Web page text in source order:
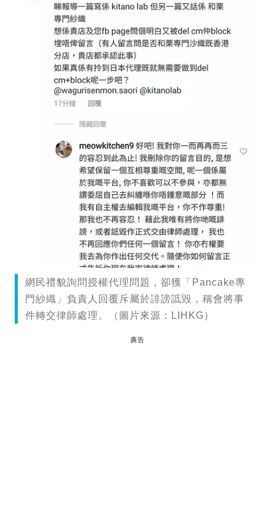
網民禮貌詢問授權代理問題，卻獲「Pancake專
門紗織」負責人回覆斥屬於誹謗詆毀，稱會將事
件轉交律師處理。（圖片來源：LIHKG）
廣告